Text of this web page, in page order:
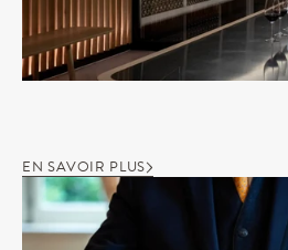
EN SAVOIR PLUS